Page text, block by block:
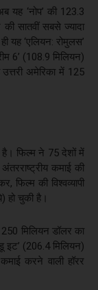
यह ‘नोप’ की 123.3
सातवीं सबसे ज्यादा
यह ‘एलियन: रोमुलस’
6’ (108.9 मिलियन)
अमेरिका में 125
है। फिल्म ने 75 देशों में
कमाई की
फिल्म की विश्वव्यापी
चुकी है।
मिलियन डॉलर का
इट’ (206.4 मिलियन)
करने वाली हॉरर